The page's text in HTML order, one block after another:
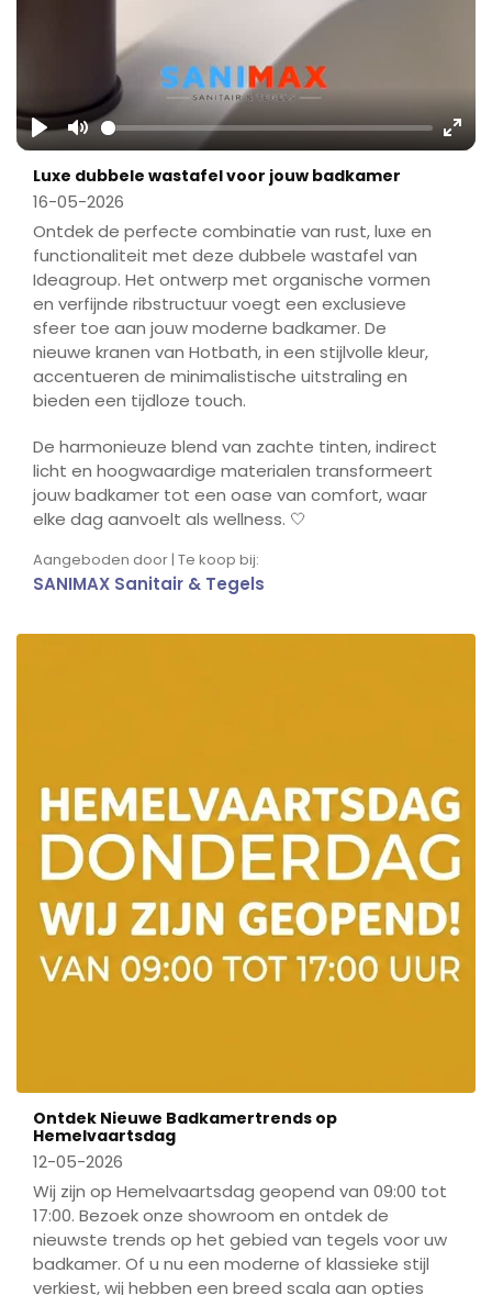
Play Mute
Luxe dubbele wastafel voor jouw badkamer
16-05-2026
Ontdek de perfecte combinatie van rust, luxe en
functionaliteit met deze dubbele wastafel van
Ideagroup. Het ontwerp met organische vormen
en verfijnde ribstructuur voegt een exclusieve
sfeer toe aan jouw moderne badkamer. De
nieuwe kranen van Hotbath, in een stijlvolle kleur,
accentueren de minimalistische uitstraling en
bieden een tijdloze touch.
De harmonieuze blend van zachte tinten, indirect
licht en hoogwaardige materialen transformeert
jouw badkamer tot een oase van comfort, waar
elke dag aanvoelt als wellness. 🤍
Aangeboden door | Te koop bij:
SANIMAX Sanitair & Tegels
Ontdek Nieuwe Badkamertrends op
Hemelvaartsdag
12-05-2026
Wij zijn op Hemelvaartsdag geopend van 09:00 tot
17:00. Bezoek onze showroom en ontdek de
nieuwste trends op het gebied van tegels voor uw
badkamer. Of u nu een moderne of klassieke stijl
verkiest, wij hebben een breed scala aan opties